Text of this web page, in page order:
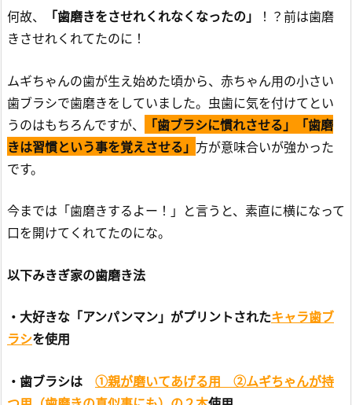
何故、 「歯磨きをさせれくれなくなったの」
！？前は歯磨
きさせれくれてたのに！
ムギちゃんの歯が生え始めた頃から、赤ちゃん用の小さい
歯ブラシで歯磨きをしていました。虫歯に気を付けてとい
うのはもちろんですが、
「歯ブラシに慣れさせる」「歯磨
きは習慣という事を覚えさせる」 方が意味合いが強かった
です。
今までは「歯磨きするよー！」と言うと、素直に横になって
口を開けてくれてたのにな。
以下みきぎ家の歯磨き法
・大好きな「アンパンマン」がプリントされたキャラ歯ブ
ラシを使用
・歯ブラシは ①親が磨いてあげる用 ②ムギちゃんが持